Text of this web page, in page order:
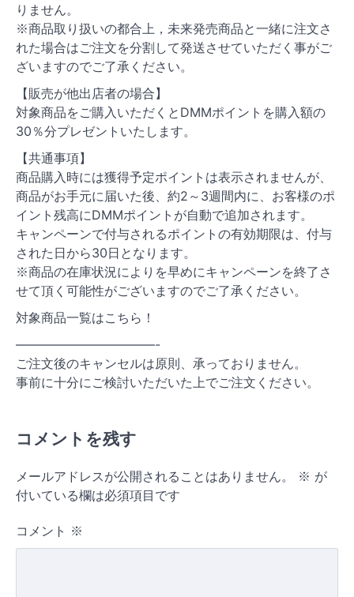
りません。
※商品取り扱いの都合上，未来発売商品と一緒に注文さ
れた場合はご注文を分割して発送させていただく事がご
ざいますのでご了承ください。
【販売が他出店者の場合】
対象商品をご購入いただくとDMMポイントを購入額の
30％分プレゼントいたします。
【共通事項】
商品購入時には獲得予定ポイントは表示されませんが、
商品がお手元に届いた後、約2～3週間内に、お客様のポ
イント残高にDMMポイントが自動で追加されます。
キャンペーンで付与されるポイントの有効期限は、付与
された日から30日となります。
※商品の在庫状況によりを早めにキャンペーンを終了さ
せて頂く可能性がございますのでご了承ください。
対象商品一覧はこちら！
———————————-
ご注文後のキャンセルは原則、承っておりません。
事前に十分にご検討いただいた上でご注文ください。
コメントを残す
メールアドレスが公開されることはありません。 ※ が
付いている欄は必須項目です
コメント ※